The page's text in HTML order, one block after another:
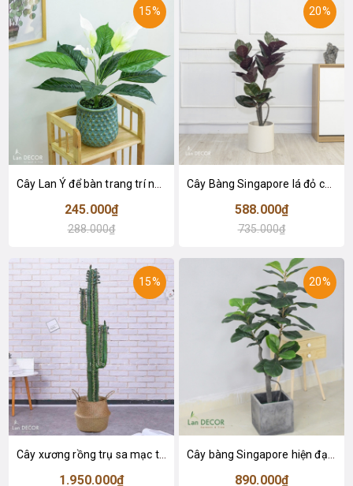
15%
245.000₫
288.000₫
20%
Cây Bàng Singapore lá đỏ cây giả trang trí Lan Decor (110cm) - LC2918-1
588.000₫
735.000₫
15%
Cây xương rồng trụ sa mạc trang trí loại 2 tay (155cm) - LC2912
1.950.000₫
20%
890.000₫